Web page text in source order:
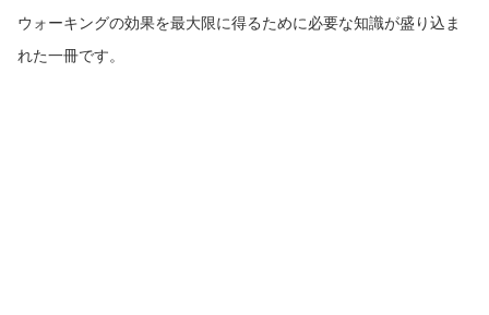
ウォーキングの効果を最大限に得るために必要な知識が盛り込ま
れた一冊です。